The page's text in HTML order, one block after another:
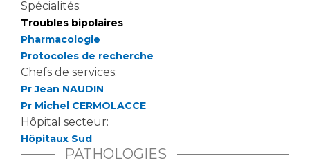
Spécialités:
Troubles bipolaires
Pharmacologie
Protocoles de recherche
Chefs de services:
Pr Jean NAUDIN
Pr Michel CERMOLACCE
Hôpital secteur:
Hôpitaux Sud
PATHOLOGIES